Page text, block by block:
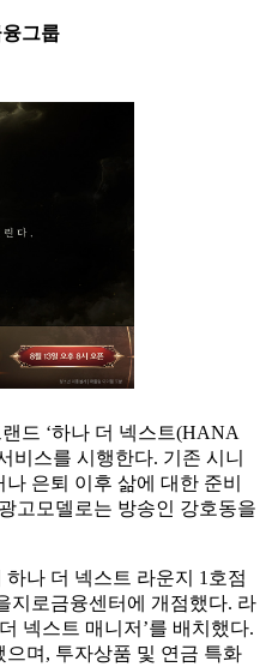
그룹
드 ‘하나 더 넥스트(HANA
비스를 시행한다. 기존 시니
은퇴 이후 삶에 대한 준비
고모델로는 방송인 강호동을
나 더 넥스트 라운지 1호점
지로금융센터에 개점했다. 라
넥스트 매니저’를 배치했다.
며, 투자상품 및 연금 특화